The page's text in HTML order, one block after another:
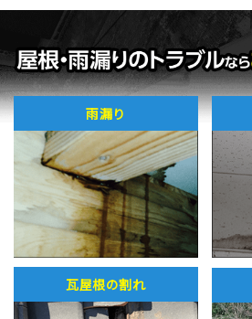
雨漏り
瓦屋根の割れ